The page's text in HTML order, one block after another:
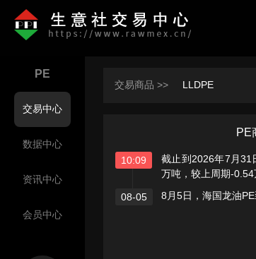
PE
交易中心
数据中心
资讯中心
会员中心
交易商品 >> LLDPE
PE
10:09
截止到2026年7月31
万吨，较上周期-0.54
08-05 8月5日，海国龙油